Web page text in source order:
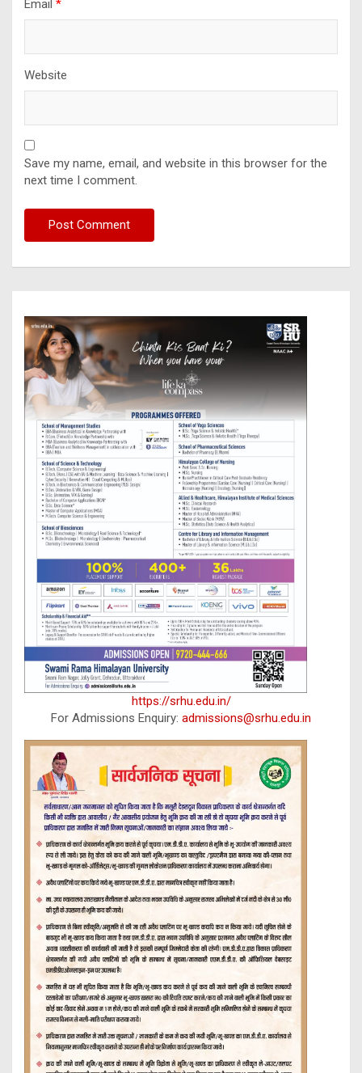
Email *
Website
Save my name, email, and website in this browser for the
next time I comment.
https://srhu.edu.in/
For Admissions Enquiry: admissions@srhu.edu.in